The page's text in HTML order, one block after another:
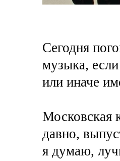
Сегодня
музыка,
или иначе
Московская
давно,
я думаю,